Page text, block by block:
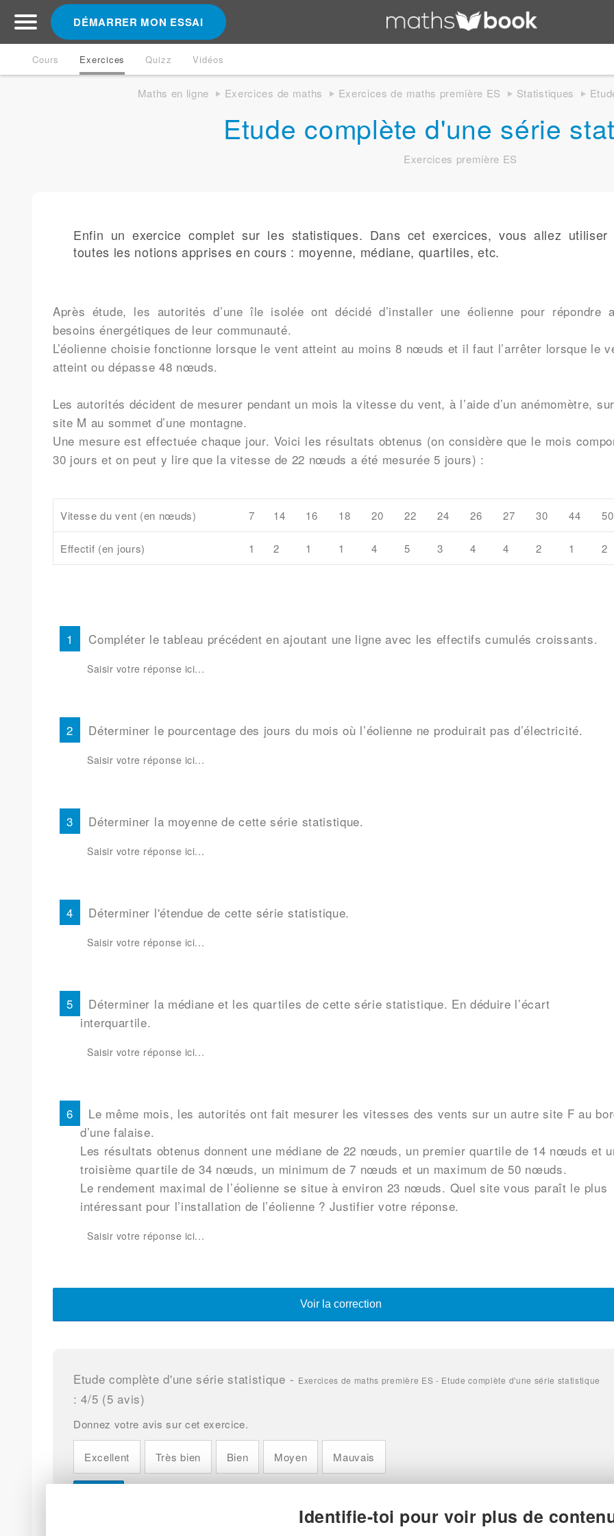
DÉMARRER MON ESSAI
Cours Exercices Quizz Vidéos
Maths en ligne Exercices de maths Exercices de maths première ES Statistiques
Etude complète d'une série
Exercices première ES
Enfin un exercice complet sur les statistiques. Dans cet exercices, vous allez utiliser
toutes les notions apprises en cours : moyenne, médiane, quartiles, etc.
Après étude, les autorités d’une île isolée ont décidé d’installer une éolienne pour répondre
besoins énergétiques de leur communauté.
L’éolienne choisie fonctionne lorsque le vent atteint au moins 8 nœuds et il faut l’arrêter lorsque le
atteint ou dépasse 48 nœuds.
Les autorités décident de mesurer pendant un mois la vitesse du vent, à l’aide d’un anémomètre,
site M au sommet d’une montagne.
Une mesure est effectuée chaque jour. Voici les résultats obtenus (on considère que le mois
30 jours et on peut y lire que la vitesse de 22 nœuds a été mesurée 5 jours) :
Vitesse du vent (en nœuds) 7 14 16 18 20 22 24 26 27 30 44 50
Effectif (en jours) 1 2 1 1 4 5 3 4 4 2 1 2
Compléter le tableau précédent en ajoutant une ligne avec les effectifs cumulés croissants.
Déterminer le pourcentage des jours du mois où l’éolienne ne produirait pas d’électricité.
Déterminer la moyenne de cette série statistique.
Déterminer l'étendue de cette série statistique.
Déterminer la médiane et les quartiles de cette série statistique. En déduire l’écart
interquartile.
Le même mois, les autorités ont fait mesurer les vitesses des vents sur un autre site F au
d’une falaise.
Les résultats obtenus donnent une médiane de 22 nœuds, un premier quartile de 14 nœuds et
troisième quartile de 34 nœuds, un minimum de 7 nœuds et un maximum de 50 nœuds.
Le rendement maximal de l’éolienne se situe à environ 23 nœuds. Quel site vous paraît le plus
intéressant pour l’installation de l’éolienne ? Justifier votre réponse.
Voir la correction
Etude complète d'une série statistique - Exercices de maths première ES - Etude complète d'une série statistique
:4/5 (5 avis)
Donnez votre avis sur cet exercice.
Excellent Très bien Bien Moyen Mauvais
Identifie-toi pour voir plus de